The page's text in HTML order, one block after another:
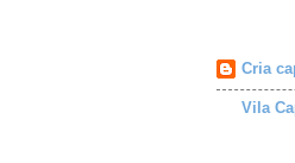
Cria
Vila